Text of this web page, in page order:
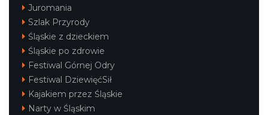
Juromania
Szlak Przyrody
Śląskie z dzieckiem
Śląskie po zdrowie
Festiwal Górnej Odry
Festiwal DziewięćSił
Kajakiem przez Śląskie
Narty w Śląskim